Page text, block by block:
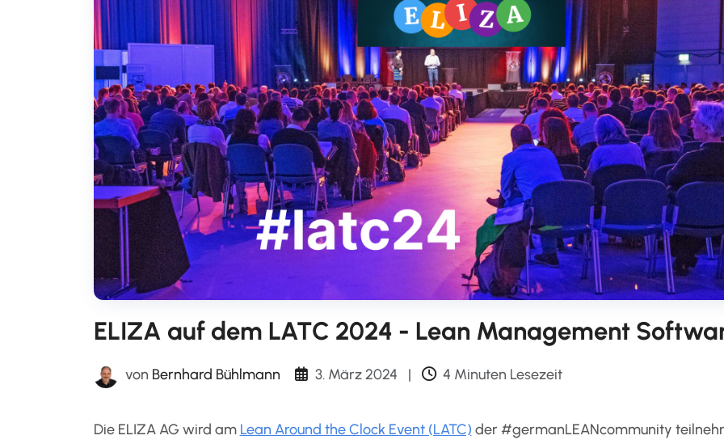
ELIZA auf dem LATC 2024 - Lean Management
von Bernhard Bühlmann 3. März 2024 | 4 Minuten Lesezeit
Die ELIZA AG wird am Lean Around the Clock Event (LATC) der #germanLEANcommunity